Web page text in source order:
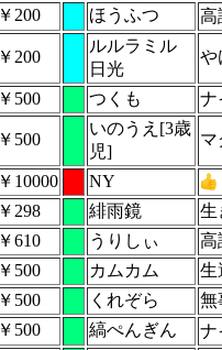
￥200 ほうふつ 高
￥200
ルルラミル
日光
や
￥500 つくも ナ
￥500
いのうえ[3歳
児]
マ
￥10000
NY
￥298 緋雨鏡
生
￥610 うりしぃ
高
￥500 カムカム
生
￥500 くれぞら
無
￥500 縞ぺんぎん
ナ